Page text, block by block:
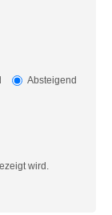
Absteigend
wird.